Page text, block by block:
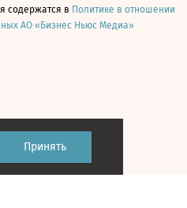
Принять
содержатся в Политике в отношении
АО «Бизнес Ньюс Медиа»